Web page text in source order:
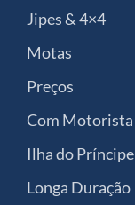
Jipes & 4×4
Motas
Preços
Com Motorista
Ilha do Príncipe
Longa Duração